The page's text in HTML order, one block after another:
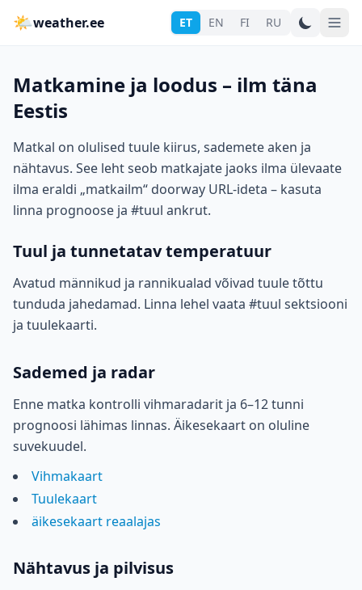
🌤weather.ee ET EN FI RU
Matkamine ja loodus – ilm täna
Eestis
Matkal on olulised tuule kiirus, sademete aken ja
nähtavus. See leht seob matkajate jaoks ilma ülevaate
ilma eraldi „matkailm“ doorway URL-ideta – kasuta
linna prognoose ja #tuul ankrut.
Tuul ja tunnetatav temperatuur
Avatud männikud ja rannikualad võivad tuule tõttu
tunduda jahedamad. Linna lehel vaata #tuul sektsiooni
ja tuulekaarti.
Sademed ja radar
Enne matka kontrolli vihmaradarit ja 6–12 tunni
prognoosi lähimas linnas. Äikesekaart on oluline
suvekuudel.
Vihmakaart
Tuulekaart
äikesekaart reaalajas
Nähtavus ja pilvisus